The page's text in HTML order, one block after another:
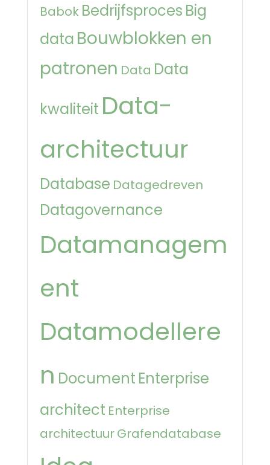
Babok Bedrijfsproces Big
data Bouwblokken en
patronen Data Data
kwaliteit Data-
architectuur
Database Datagedreven
Datagovernance
Datamanagem
ent
Datamodellere
n Document Enterprise
architect Enterprise
architectuurGrafendatabase